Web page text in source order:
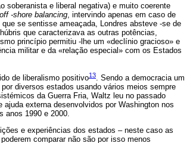
soberanista e liberal negativa) e muito coerente
off -shore balancing , intervindo apenas em caso de
se sentisse ameaçada, Londres absteve -se de
que caracterizava as outras potências,
princípio permitiu -lhe um «declínio gracioso» e
militar e da «relação especial» com os Estados
de liberalismo positivo13. Sendo a democracia um
diversos estados usando vários meios sempre
da Guerra Fria, Waltz leu no passado
externa desenvolvidos por Washington nos
anos 1990 e 2000.
e experiências dos estados – neste caso as
comparar não são por isso menos